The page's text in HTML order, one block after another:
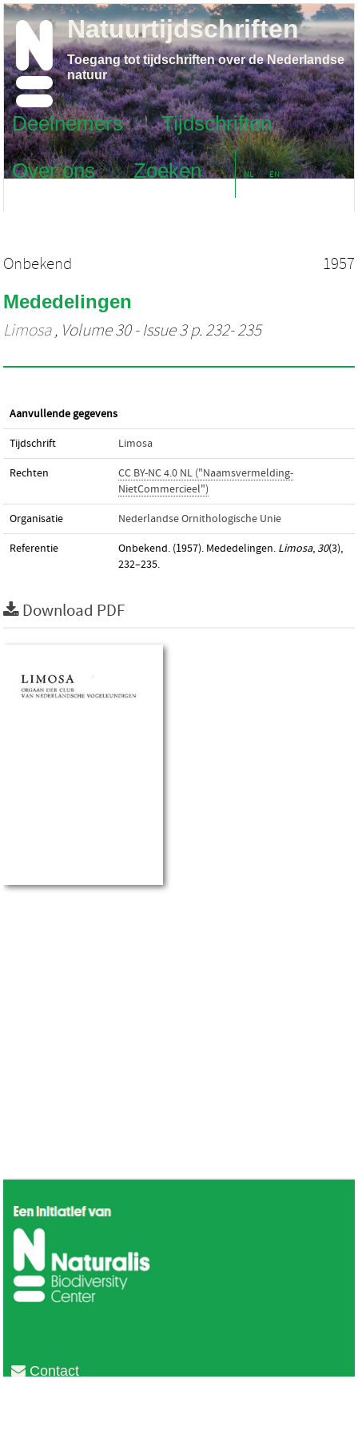
Deelnemers
Tijdschriften
Over ons
Zoeken NL EN
Natuurtijdschriften
Toegang tot tijdschriften over de Nederlandse
natuur
Onbekend 1957
Mededelingen
Limosa, Volume 30 - Issue 3 p. 232- 235
Aanvullende gegevens
Tijdschrift Limosa
Rechten
CC BY-NC 4.0 NL ("Naamsvermelding-
NietCommercieel")
Organisatie Nederlandse Ornithologische Unie
Referentie Onbekend. (1957). Mededelingen. Limosa, 30(3),
232–235.
Download PDF
Contact